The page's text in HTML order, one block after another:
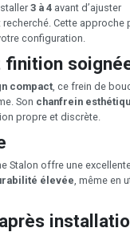
3 à 4 avant d’ajuster
Cette approche
configuration.
finition
compact , ce frein de
Son chanfrein
propre et discrète.
Stalon offre une
élevée , même en